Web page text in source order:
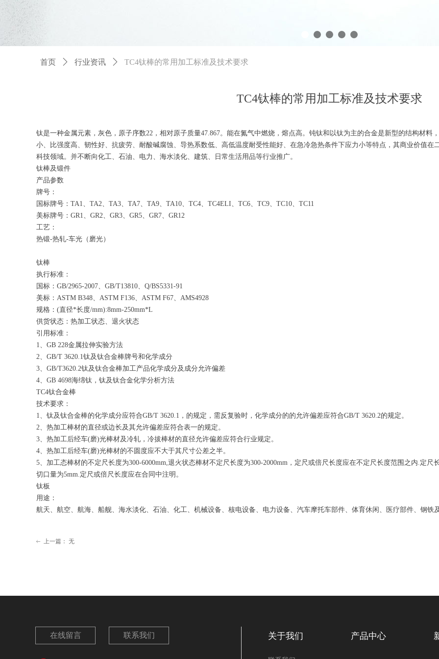
TC4钛棒的常用加工标准及技术要求
首页 ꄲ 行业资讯 ꄲ TC4钛棒的常用加工标准及技术要求
钛是一种金属元素，灰色，原子序数22，相对原子质量47.867。能在氮气中燃烧，熔点高。钝钛和以钛为主的合金是新型的结构材料
小、比强度高、韧性好、抗疲劳、耐酸碱腐蚀、导热系数低、高低温度耐受性能好、在急冷急热条件下应力小等特点，其商业价值
科技领域。并不断向化工、石油、电力、海水淡化、建筑、日常生活用品等行业推广。
钛棒及锻件
产品参数
牌号：
国标牌号：TA1、TA2、TA3、TA7、TA9、TA10、TC4、TC4ELI、TC6、TC9、TC10、TC11
美标牌号：GR1、GR2、GR3、GR5、GR7、GR12
工艺：
热锻-热轧-车光（磨光）
钛棒
执行标准：
国标：GB/2965-2007、GB/T13810、Q/BS5331-91
美标：ASTM B348、ASTM F136、ASTM F67、AMS4928
规格：(直径*长度/mm):8mm-250mm*L
供货状态：热加工状态、退火状态
引用标准：
1、GB 228金属拉伸实验方法
2、GB/T 3620.1钛及钛合金棒牌号和化学成分
3、GB/T3620.2钛及钛合金棒加工产品化学成分及成分允许偏差
4、GB 4698海绵钛，钛及钛合金化学分析方法
TC4钛合金棒
技术要求：
1、钛及钛合金棒的化学成分应符合GB/T 3620.1，的规定，需反复验时，化学成分的的允许偏差应符合GB/T 3620.2的规定。
2、热加工棒材的直径或边长及其允许偏差应符合表一的规定。
3、热加工后经车(磨)光棒材及冷轧，冷拔棒材的直径允许偏差应符合行业规定。
4、热加工后经车(磨)光棒材的不圆度应不大于其尺寸公差之半。
5、加工态棒材的不定尺长度为300-6000mm,退火状态棒材不定尺长度为300-2000mm，定尺或倍尺长度应在不定尺长度范围之内.定
切口量为5mm.定尺或倍尺长度应在合同中注明。
钛板
用途：
航天、航空、航海、船舰、海水淡化、石油、化工、机械设备、核电设备、电力设备、汽车摩托车部件、体育休闲、医疗部件、钢铁
ꂃ 上一篇： 无
在线留言 联系我们 关于我们 产品中心